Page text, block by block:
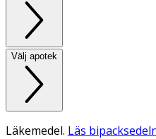
Välj apotek
Läkemedel. Läs